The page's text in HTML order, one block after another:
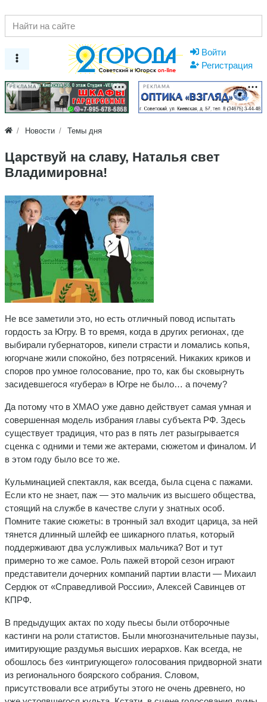
Войти
Регистрация
РЕКЛАМА РЕКЛАМА
Новости Темы дня
Царствуй на славу, Наталья свет
Владимировна!
Не все заметили это, но есть отличный повод испытать
гордость за Югру. В то время, когда в других регионах, где
выбирали губернаторов, кипели страсти и ломались копья,
югорчане жили спокойно, без потрясений. Никаких криков и
споров про умное голосование, про то, как бы сковырнуть
засидевшегося «губера» в Югре не было… а почему?
Да потому что в ХМАО уже давно действует самая умная и
совершенная модель избрания главы субъекта РФ. Здесь
существует традиция, что раз в пять лет разыгрывается
сценка с одними и теми же актерами, сюжетом и финалом. И
в этом году было все то же.
Кульминацией спектакля, как всегда, была сцена с пажами.
Если кто не знает, паж — это мальчик из высшего общества,
стоящий на службе в качестве слуги у знатных особ.
Помните такие сюжеты: в тронный зал входит царица, за ней
тянется длинный шлейф ее шикарного платья, который
поддерживают два услужливых мальчика? Вот и тут
примерно то же самое. Роль пажей второй сезон играют
представители дочерних компаний партии власти — Михаил
Сердюк от «Справедливой России», Алексей Савинцев от
КПРФ.
В предыдущих актах по ходу пьесы были отборочные
кастинги на роли статистов. Были многозначительные паузы,
имитирующие раздумья высших иерархов. Как всегда, не
обошлось без «интригующего» голосования придворной знати
из регионального боярского собрания. Словом,
присутствовали все атрибуты этого не очень древнего, но